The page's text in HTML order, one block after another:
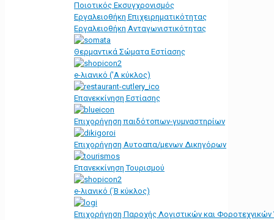
Ποιοτικός Εκσυγχρονισμός
Εργαλειοθήκη Eπιχειρηματικότητας
Εργαλειοθήκη Ανταγωνιστικότητας
Θερμαντικά Σώματα Εστίασης
e-λιανικό ('Α κύκλος)
Επανεκκίνηση Εστίασης
Επιχορήγηση παιδότοπων-γυμναστηρίων
Επιχορήγηση Αυτοαπα/μενων Δικηγόρων
Επανεκκίνηση Τουρισμού
e-λιανικό (΄Β κύκλος)
Επιχορήγηση Παροχής Λογιστικών και